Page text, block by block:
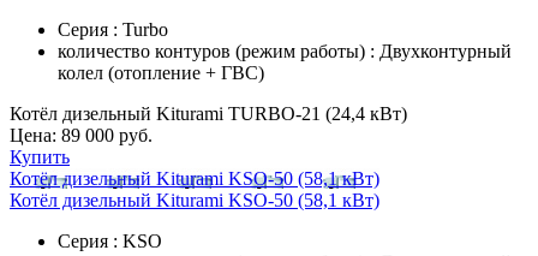
Серия : Turbo
количество контуров (режим работы) : Двухконтурный
колел (отопление + ГВС)
Котёл дизельный Kiturami TURBO-21 (24,4 кВт)
Цена: 89 000 руб.
Купить
Котёл дизельный Kiturami KSO-50 (58,1 кВт)
Котёл дизельный Kiturami KSO-50 (58,1 кВт)
Серия : KSO